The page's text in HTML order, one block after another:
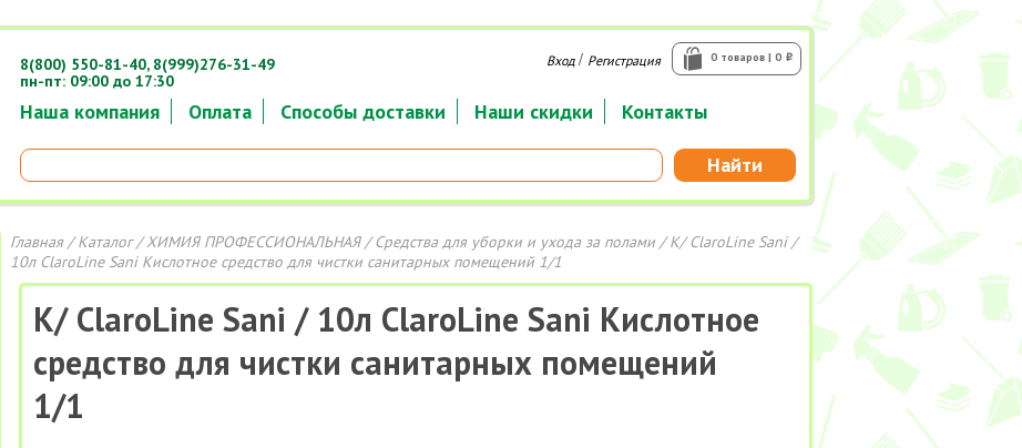
Наша компания Оплата Способы доставки Наши скидки Контакты
Найти
0 товаров | 0 i
Вход/ Регистрация
8(800) 550-81-40, 8(999)276-31-49
пн-пт: 09:00 до 17:30
Главная/Каталог/ХИМИЯ ПРОФЕССИОНАЛЬНАЯ/Средства для уборки и ухода за полами/ К/ ClaroLine Sani /
10л ClaroLine Sani Кислотное средство для чистки санитарных помещений 1/1
К/ ClaroLine Sani / 10л ClaroLine Sani Кислотное
средство для чистки санитарных помещений
1/1